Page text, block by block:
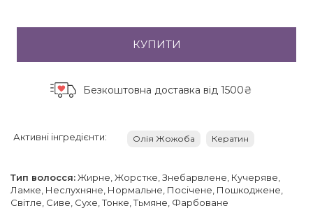
КУПИТИ
Безкоштовна доставка від 1500₴
Активні інгредієнти: Олія Жожоба Кератин
Тип волосся:Жирне, Жорстке, Знебарвлене, Кучеряве,
Ламке, Неслухняне, Нормальне, Посічене, Пошкоджене,
Світле, Сиве, Сухе, Тонке, Тьмяне, Фарбоване